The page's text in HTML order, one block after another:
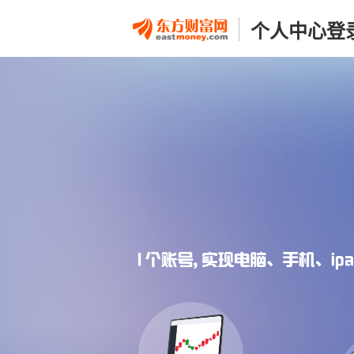
个人中心登